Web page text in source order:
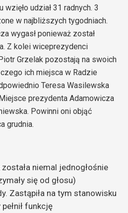
udział 31 radnych. 3
w najbliższych tygodniach.
wygasł ponieważ został
Z kolei wiceprezydenci
Grzelak pozostają na swoich
ich miejsca w Radzie
Teresa Wasilewska
prezydenta Adamowicza
Powinni oni objąć
grudnia.
niemal jednogłośnie
się od głosu)
Zastąpiła na tym stanowisku
funkcję